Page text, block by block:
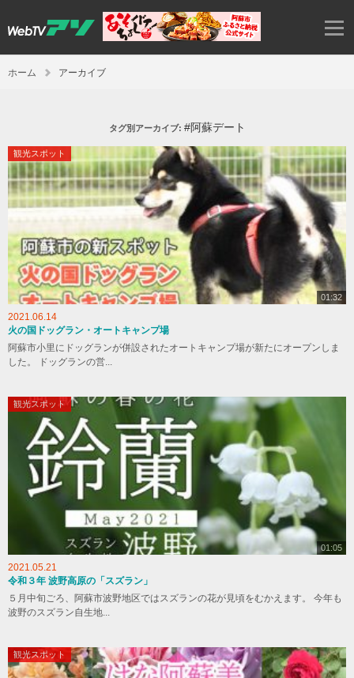
ホーム アーカイブ
タグ別アーカイブ: #阿蘇デート
観光スポット
01:32
2021.06.14
火の国ドッグラン・オートキャンプ場
阿蘇市小里にドッグランが併設されたオートキャンプ場が新たにオープンしま
した。 ドッグランの営...
観光スポット
01:05
2021.05.21
令和３年 波野高原の「スズラン」
５月中旬ごろ、阿蘇市波野地区ではスズランの花が見頃をむかえます。 今年も
波野のスズラン自生地...
観光スポット